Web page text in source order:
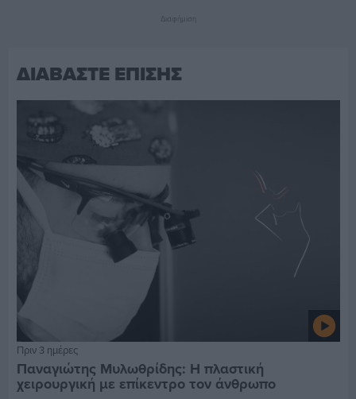
Διαφήμιση
ΔΙΑΒΑΣΤΕ ΕΠΙΣΗΣ
Πριν 3 ημέρες
Παναγιώτης Μυλωθρίδης: Η πλαστική
χειρουργική με επίκεντρο τον άνθρωπο